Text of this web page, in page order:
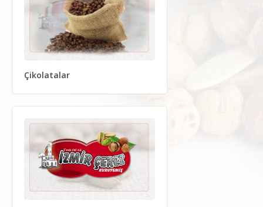
Çikolatalar